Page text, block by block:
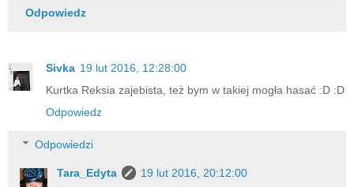
Odpowiedz
Sivka 19 lut 2016, 12:28:00
Kurtka Reksia zajebista, też bym w takiej mogła hasać :D :D
Odpowiedz
Odpowiedzi
Tara_Edyta
19 lut 2016, 20:12:00